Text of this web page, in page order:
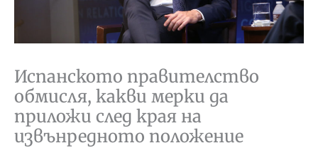
Испанското правителство
обмисля, какви мерки да
приложи след края на
извънредното положение